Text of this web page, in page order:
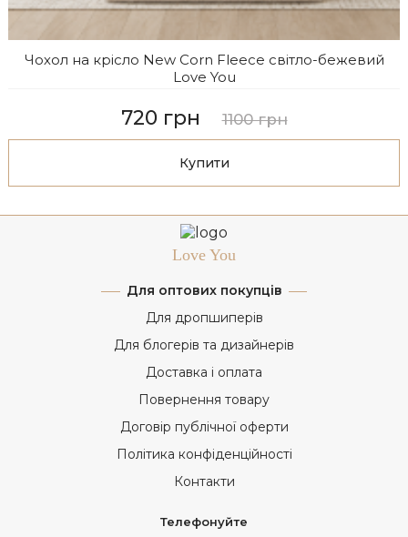
Чохол на крісло New Corn Fleece світло-бежевий
Love You
720 грн 1100 грн
Купити
Love You
Для оптових покупців
Для дропшиперів
Для блогерів та дизайнерів
Доставка і оплата
Повернення товару
Договір публічної оферти
Політика конфіденційності
Контакти
Телефонуйте